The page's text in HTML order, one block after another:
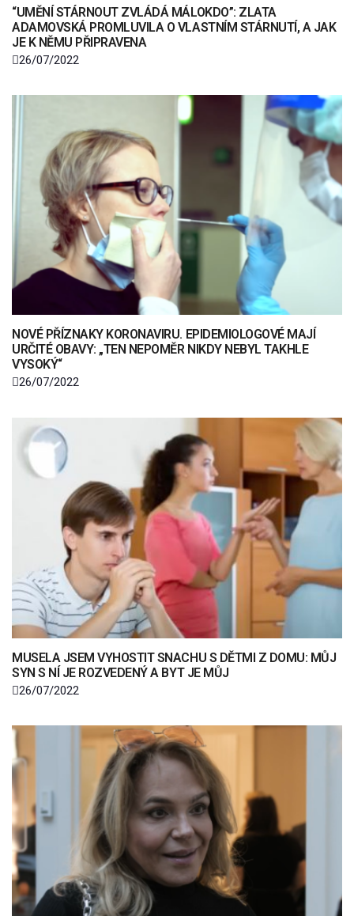
“UMĚNÍ STÁRNOUT ZVLÁDÁ MÁLOKDO”: ZLATA
ADAMOVSKÁ PROMLUVILA O VLASTNÍM STÁRNUTÍ, A JAK
JE K NĚMU PŘIPRAVENA
26/07/2022
NOVÉ PŘÍZNAKY KORONAVIRU. EPIDEMIOLOGOVÉ MAJÍ
URČITÉ OBAVY: „TEN NEPOMĚR NIKDY NEBYL TAKHLE
VYSOKÝ“
26/07/2022
MUSELA JSEM VYHOSTIT SNACHU S DĚTMI Z DOMU: MŮJ
SYN S NÍ JE ROZVEDENÝ A BYT JE MŮJ
26/07/2022